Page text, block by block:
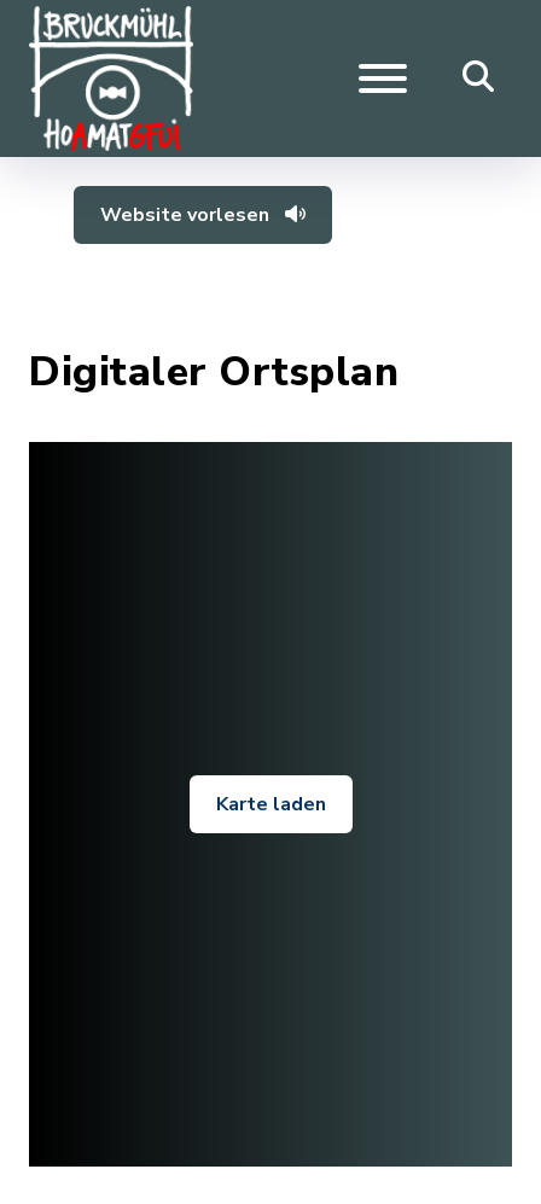
Website vorlesen
Digitaler Ortsplan
Karte laden